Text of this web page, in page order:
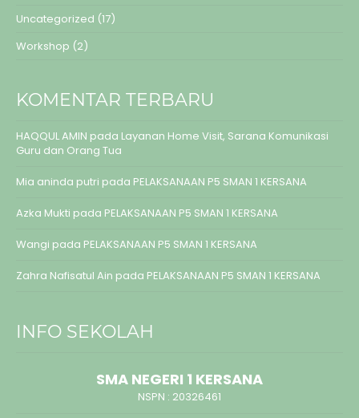
Uncategorized (17)
Workshop (2)
KOMENTAR TERBARU
HAQQUL AMIN pada Layanan Home Visit, Sarana Komunikasi
Guru dan Orang Tua
Mia aninda putri pada PELAKSANAAN P5 SMAN 1 KERSANA
Azka Mukti pada PELAKSANAAN P5 SMAN 1 KERSANA
Wangi pada PELAKSANAAN P5 SMAN 1 KERSANA
Zahra Nafisatul Ain pada PELAKSANAAN P5 SMAN 1 KERSANA
INFO SEKOLAH
SMA NEGERI 1 KERSANA
NSPN : 20326461